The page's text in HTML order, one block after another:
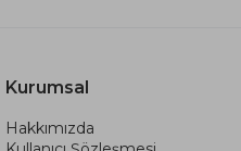
Kurumsal
Hakkımızda